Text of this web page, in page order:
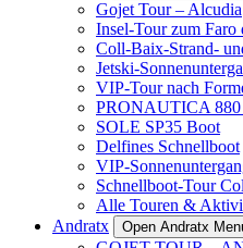
Gojet Tour – Alcudia
Insel-Tour zum Faro
Coll-Baix-Strand-
Jetski-
VIP-Tour nach
PRONAUTICA
SOLE SP35 Boot
Delfines Schnellboot
VIP-
Schnellboot-Tour
Alle Touren &
Andratx
Open Andratx